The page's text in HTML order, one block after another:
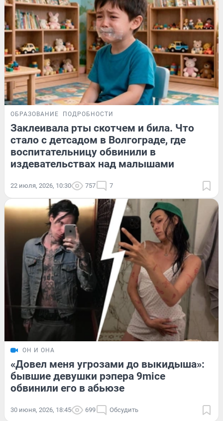
ОБРАЗОВАНИЕ ПОДРОБНОСТИ
Заклеивала рты скотчем и била. Что
стало с детсадом в Волгограде, где
воспитательницу обвинили в
издевательствах над малышами
22 июля, 2026, 10:30 757 7
ОН И ОНА
«Довел меня угрозами до выкидыша»:
бывшие девушки рэпера 9mice
обвинили его в абьюзе
30 июня, 2026, 18:45 699 Обсудить